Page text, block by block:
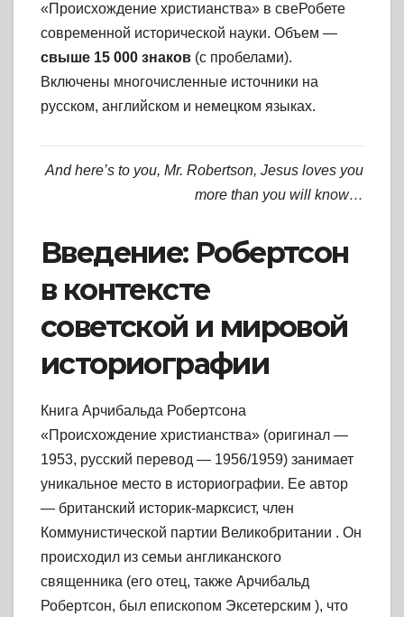
«Происхождение христианства» в свеРобете
современной исторической науки. Объем —
свыше 15 000 знаков (с пробелами).
Включены многочисленные источники на
русском, английском и немецком языках.
And here’s to you, Mr. Robertson, Jesus loves you
more than you will know…
Введение: Робертсон
в контексте
советской и мировой
историографии
Книга Арчибальда Робертсона
«Происхождение христианства» (оригинал —
1953, русский перевод — 1956/1959) занимает
уникальное место в историографии. Ее автор
— британский историк-марксист, член
Коммунистической партии Великобритании . Он
происходил из семьи англиканского
священника (его отец, также Арчибальд
Робертсон, был епископом Эксетерским ), что